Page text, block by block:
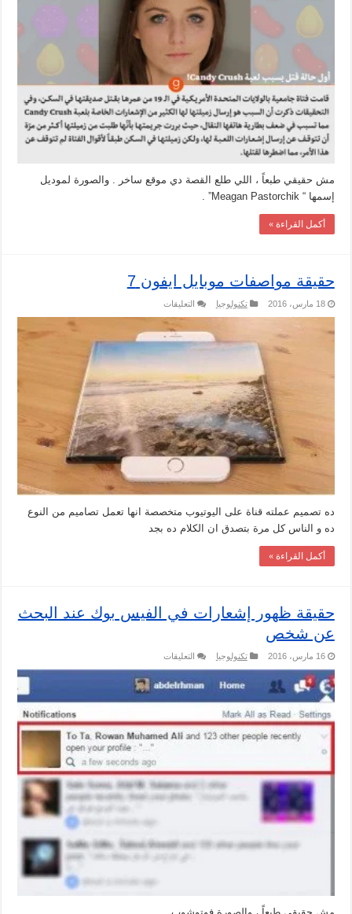
إشعارات
لعبة
كاندي
مغلقة
مش حقيقي طبعاً ، اللي طلع القصة دي موقع ساخر . والصورة لموديل
إسمها “ Meagan Pastorchik” .
أكمل القراءة »
حقيقة مواصفات موبايل ايفون 7
18 مارس، 2016 تكنولوجيا التعليقات
موبايل
ايفون
7
ده تصميم عملته قناة على اليوتيوب متخصصة انها تعمل تصاميم من النوع
ده و الناس كل مرة بتصدق ان الكلام ده بجد
أكمل القراءة »
حقيقة ظهور إشعارات في الفيس بوك عند البحث
عن شخص
16 مارس، 2016 تكنولوجيا التعليقات
ظهور
إشعارات
الفيس
عند
البحث
عن
مغلقة